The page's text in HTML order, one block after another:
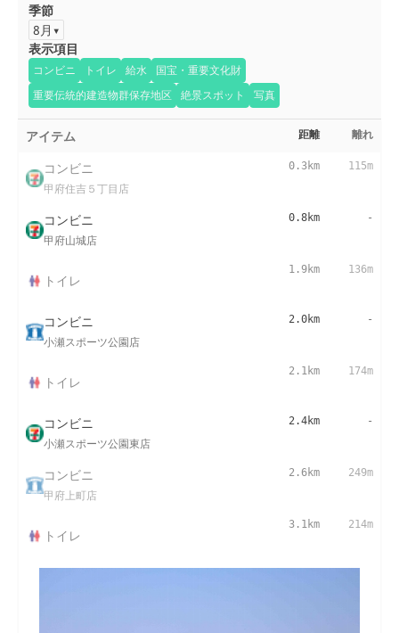
季節
8月
表示項目
コンビニ トイレ 給水
国宝・重要文化財
重要伝統的建造物群保存地区
絶景スポット 写真
アイテム 距離 離れ
コンビニ
甲府住吉５丁目店
0.3km 115m
コンビニ
甲府山城店
0.8km -
トイレ
1.9km 136m
コンビニ
小瀬スポーツ公園店
2.0km -
トイレ
2.1km 174m
コンビニ
小瀬スポーツ公園東店
2.4km -
コンビニ
甲府上町店
2.6km 249m
トイレ
3.1km 214m